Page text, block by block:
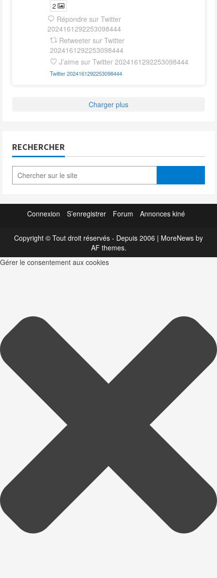
2
Répondre sur Twitter
2024161292253098444
Retweeter sur Twitter
2024161292253098444
J’aime sur Twitter 2024161292253098444
Twitter2024161292253098444
Charger plus
RECHERCHER
Connexion S’enregistrer Forum Annonces kiné
Copyright © Tout droit réservés - Depuis 2006 | MoreNews by
AF themes.
Gérer le consentement aux cookies